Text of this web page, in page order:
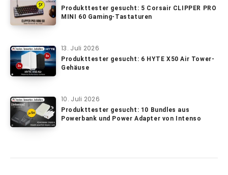
Produkttester gesucht: 5 Corsair CLIPPER PRO
MINI 60 Gaming-Tastaturen
13. Juli 2026
Produkttester gesucht: 6 HYTE X50 Air Tower-
Gehäuse
10. Juli 2026
Produkttester gesucht: 10 Bundles aus
Powerbank und Power Adapter von Intenso